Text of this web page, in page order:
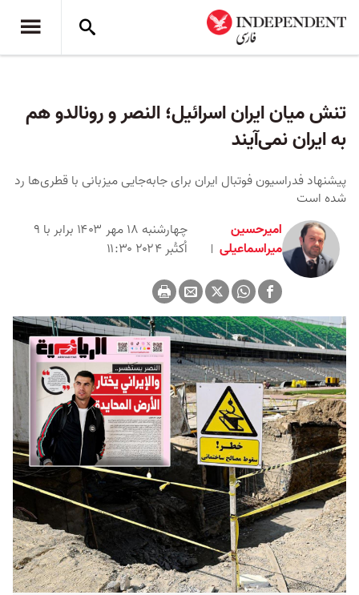
تنش میان ایران اسرائیل؛ النصر و رونالدو هم
به ایران نمی‌آیند
پیشنهاد فدراسیون فوتبال ایران برای جابه‌جایی میزبانی‌ با قطری‌ها رد
شده است
امیرحسین
میراسماعیلی
چهارشنبه ۱۸ مهر ۱۴۰۳ برابر با ۹
اُکتُبر ۲۰۲۴ ۱۱:۳۰